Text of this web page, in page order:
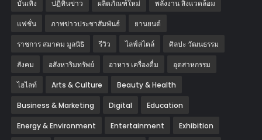
บันเทิง ปฏิทินข่าว ผลิตภัณฑ์ใหม่ พลังงาน สิ่งแวดล้อม
แฟชั่น ภาพข่าวประชาสัมพันธ์ ‎ยานยนต์‎
ราชการ สมาคม มูลนิธิ รีวิว ไลฟ์สไตล์ ศิลปะ วัฒนธรรม
สังคม อสังหาริมทรัพย์ อาหาร เครื่องดื่ม อุตสาหกรรม
ไฮไลท์ Arts & Culture Beauty & Health
Business & Marketing Digital Education
Energy & Environment Entertainment Exhibition